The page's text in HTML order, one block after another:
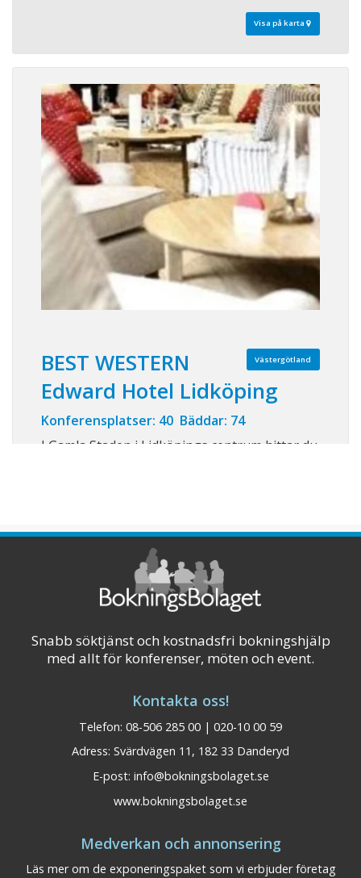
Visa på karta
Västergötland
BEST WESTERN
Edward Hotel Lidköping
Konferensplatser: 40 Bäddar: 74
I Gamla Staden i Lidköpings centrum hittar du
en behaglig "hemkänsla" med förstklassig
Visa på karta
Snabb söktjänst och kostnadsfri bokningshjälp
med allt för konferenser, möten och event.
Kontakta oss!
Telefon: 08-506 285 00 | 020-10 00 59
Adress: Svärdvägen 11, 182 33 Danderyd
E-post: info@bokningsbolaget.se
www.bokningsbolaget.se
Medverkan och annonsering
Läs mer om de exponeringspaket som vi erbjuder företag